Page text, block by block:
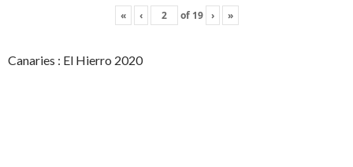
« ‹ of 19 › »
Canaries : El Hierro 2020